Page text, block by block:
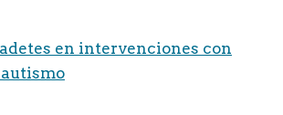
en intervenciones con